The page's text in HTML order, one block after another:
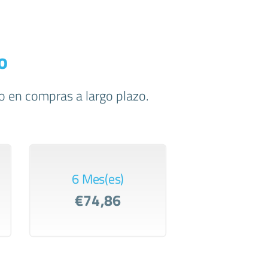
compras a largo plazo.
6 Mes(es)
€74,86